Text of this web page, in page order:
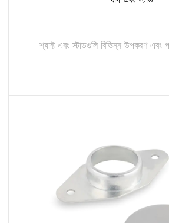
শ্যাফ্ট এবং স্টাডগুলি বিভিন্ন উপকরণ এবং